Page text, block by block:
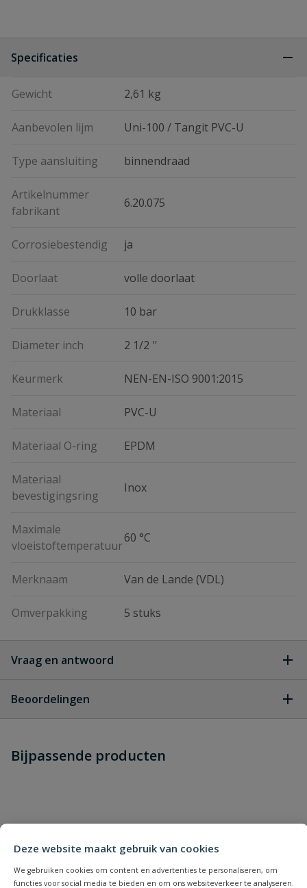
Deze website maakt gebruik van cookies
We gebruiken cookies om content en advertenties te personaliseren, om
functies voor social media te bieden en om ons websiteverkeer te analyseren.
Specificaties
Gewicht 2,61 kg
Aanbevolen lijm Uni-100 / Tangit PVC-U
Type aansluiting binnendraad
Artikelnummer
fabrikant
6.20.075
Corrosiebestendig ja
Doorlaat volle doorlaat
Drukklasse 10 bar
Diameter inch 2 1/2 ''
Keurmerk NEN-EN-ISO 9001:2015
Materiaal PVC-U
Materiaal O-ring EPDM
Materiaal
bevestigingsring
Inox
Maximale
vloeistoftemperatuur
60 °C
Merknaam Van de Lande (VDL)
Omverpakking 5 stuks
Vraag en antwoord
dit product?
Beoordelingen
Schrijf zelf een beoordeling
Bijpassende producten